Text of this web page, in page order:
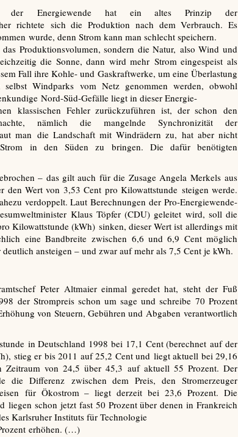
der Energiewende hat ein altes Prinzip der
richtete sich die Produktion nach dem Verbrauch. Es
wurde, denn Strom kann man schlecht speichern.
Produktionsvolumen, sondern die Natur, also Wind und
die Sonne, dann wird mehr Strom eingespeist als
Fall ihre Kohle- und Gaskraftwerke, um eine Überlastung
Windparks vom Netz genommen werden, obwohl
Nord-Süd-Gefälle liegt in dieser Energie-
klassischen Fehler zurückzuführen ist, der schon den
nämlich die mangelnde Synchronizität der
man die Landschaft mit Windrädern zu, hat aber nicht
in den Süden zu bringen. Die dafür benötigten
– das gilt auch für die Zusage Angela Merkels aus
den Wert von 3,53 Cent pro Kilowattstunde steigen werde.
verdoppelt. Laut Berechnungen der Pro-Energiewende-
Klaus Töpfer (CDU) geleitet wird, soll die
Kilowattstunde (kWh) sinken, dieser Wert ist allerdings mit
eine Bandbreite zwischen 6,6 und 6,9 Cent möglich
ansteigen – und zwar auf mehr als 7,5 Cent je kWh.
Peter Altmaier einmal geredet hat, steht der Fuß
der Strompreis schon um sage und schreibe 70 Prozent
von Steuern, Gebühren und Abgaben verantwortlich
in Deutschland 1998 bei 17,1 Cent (berechnet auf der
stieg er bis 2011 auf 25,2 Cent und liegt aktuell bei 29,16
Zeitraum von 24,5 über 45,3 auf aktuell 55 Prozent. Der
Differenz zwischen dem Preis, den Stromerzeuger
für Ökostrom – liegt derzeit bei 23,6 Prozent. Die
liegen schon jetzt fast 50 Prozent über denen in Frankreich
Karlsruher Instituts für Technologie
erhöhen. (…)